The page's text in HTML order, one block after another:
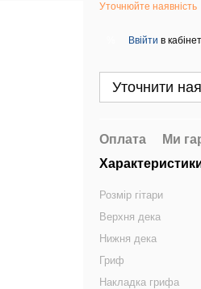
Уточнюйте наявність
Ввійти в
Уточнити
Оплата Ми
Розмір гітари
Верхня дека
Нижня дека
Гриф
Накладка грифа